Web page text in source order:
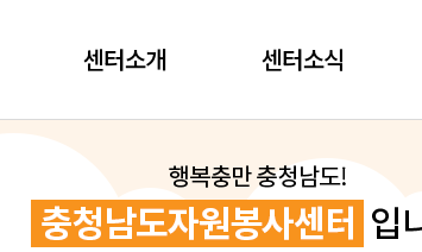
센터소개 센터소식